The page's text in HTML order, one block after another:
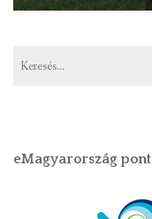
eMagyarország pont